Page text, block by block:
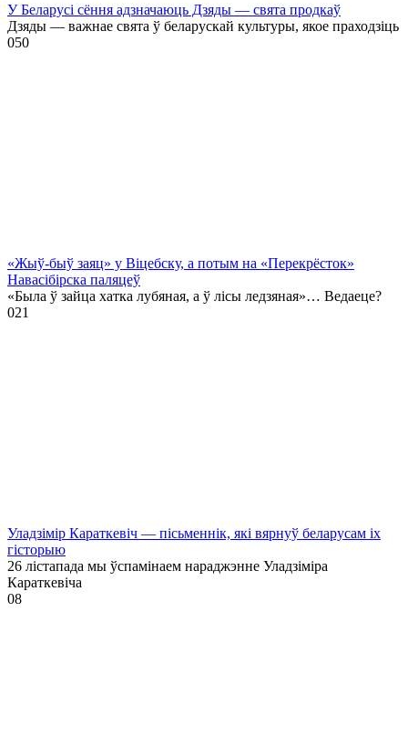
У Беларусі сёння адзначаюць Дзяды — свята продкаў
Дзяды — важнае свята ў беларускай культуры, якое праходзіць
050
«Жыў-быў заяц» у Віцебску, а потым на «Перекрёсток»
Навасібірска паляцеў
«Была ў зайца хатка лубяная, а ў лісы ледзяная»… Ведаеце?
021
Уладзімір Караткевіч — пісьменнік, які вярнуў беларусам іх
гісторыю
26 лістапада мы ўспамінаем нараджэнне Уладзіміра
Караткевіча
08